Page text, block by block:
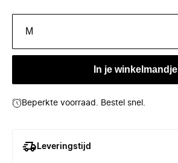
M
In je winkelmandje
Beperkte voorraad. Bestel snel.
Leveringstijd